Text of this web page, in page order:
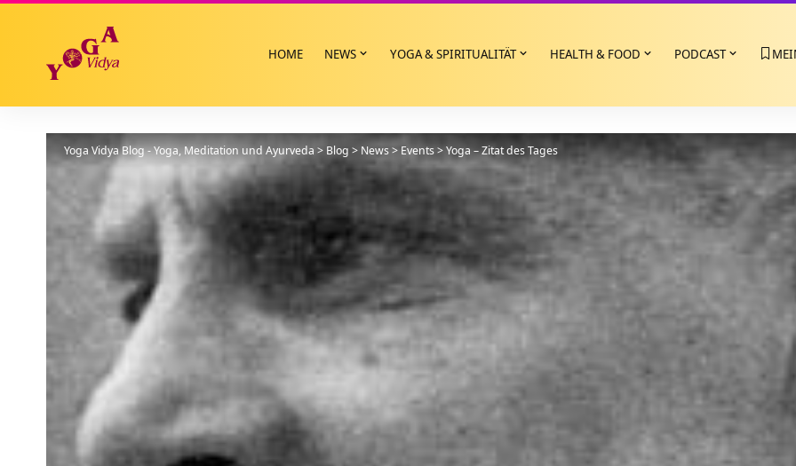
HOME NEWS YOGA & SPIRITUALITÄT HEALTH & FOOD PODCAST
Yoga Vidya Blog - Yoga, Meditation und Ayurveda > Blog > News> Events>Yoga – Zitat des Tages